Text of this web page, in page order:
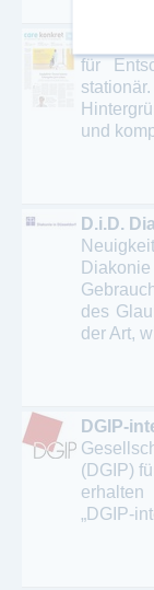
für
und
D.i.D.
des
der Art,
DGIP-
(DGIP)
„DGIP-